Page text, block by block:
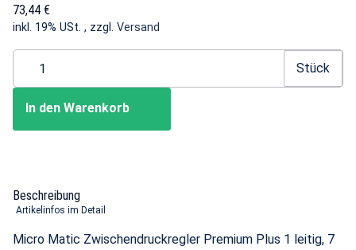
73,44 €
inkl. 19% USt. , zzgl. Versand
Stück
In den Warenkorb
Beschreibung
Artikelinfos im Detail
Micro Matic Zwischendruckregler Premium Plus 1 leitig, 7